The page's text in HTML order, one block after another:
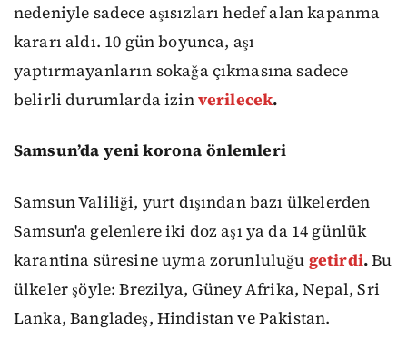
nedeniyle sadece aşısızları hedef alan kapanma
kararı aldı. 10 gün boyunca, aşı
yaptırmayanların sokağa çıkmasına sadece
belirli durumlarda izinverilecek.
Samsun’da yeni korona önlemleri
Samsun Valiliği, yurt dışından bazı ülkelerden
Samsun'a gelenlere iki doz aşı ya da 14 günlük
karantina süresine uyma zorunluluğu getirdi.Bu
ülkeler şöyle: Brezilya, Güney Afrika, Nepal, Sri
Lanka, Bangladeş, Hindistan ve Pakistan.